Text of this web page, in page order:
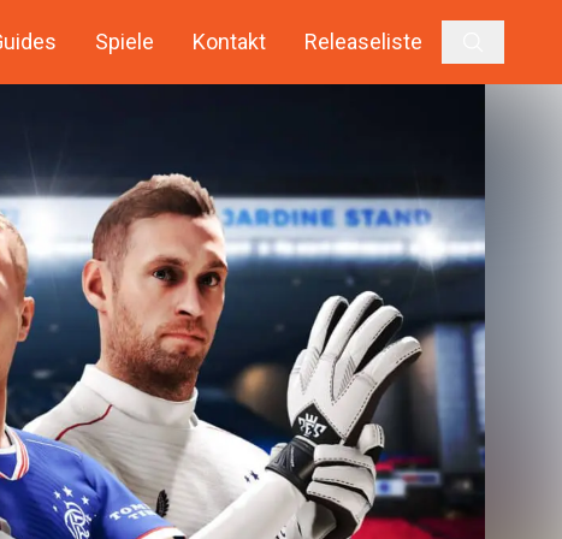
Spiele Kontakt Releaseliste